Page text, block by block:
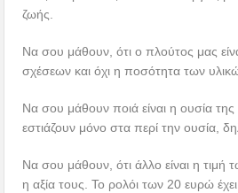
ζωής.
Να σου μάθουν, ότι ο πλούτος μας
σχέσεων και όχι η ποσότητα των
Να σου μάθουν ποιά είναι η ουσία
εστιάζουν μόνο στα περί την ουσία,
Να σου μάθουν, ότι άλλο είναι η τιμή
η αξία τους. Το ρολόι των 20 ευρώ